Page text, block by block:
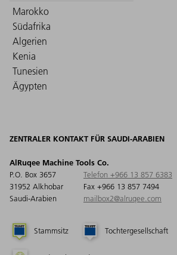
Marokko
Südafrika
Algerien
Kenia
Tunesien
Ägypten
ZENTRALER KONTAKT FÜR SAUDI-ARABIEN
AlRuqee Machine Tools Co.
P.O. Box 3657
31952 Alkhobar
Saudi-Arabien
Telefon +966 13 857 6383
Fax +966 13 857 7494
mailbox2@alruqee.com
Stammsitz Tochtergesellschaft